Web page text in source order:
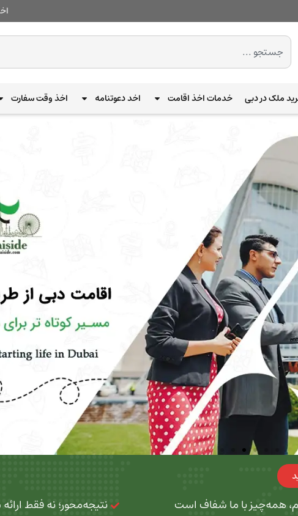
ملک در دبی خدمات اخذ اقامت اخد دعوتنامه اخذ وقت سفارت
همه‌چیز با ما شفاف است نتیجه‌محور؛ نه فقط